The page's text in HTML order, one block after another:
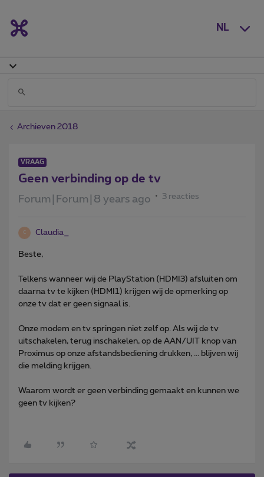
NL
Archieven 2018
VRAAG
Geen verbinding op de tv
Forum|Forum|8 years ago 3 reacties
C Claudia_
Beste,
Telkens wanneer wij de PlayStation (HDMI3) afsluiten om
daarna tv te kijken (HDMI1) krijgen wij de opmerking op
onze tv dat er geen signaal is.
Onze modem en tv springen niet zelf op. Als wij de tv
uitschakelen, terug inschakelen, op de AAN/UIT knop van
Proximus op onze afstandsbediening drukken, ... blijven wij
die melding krijgen.
Waarom wordt er geen verbinding gemaakt en kunnen we
geen tv kijken?